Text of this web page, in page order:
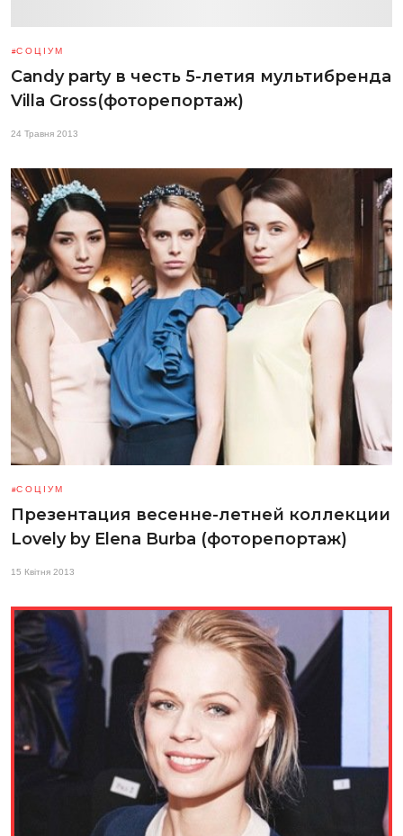
СОЦІУМ
Candy party в честь 5-летия мультибренда
Villa Gross(фоторепортаж)
24 Травня 2013
СОЦІУМ
Презентация весенне-летней коллекции
Lovely by Elena Burba (фоторепортаж)
15 Квітня 2013